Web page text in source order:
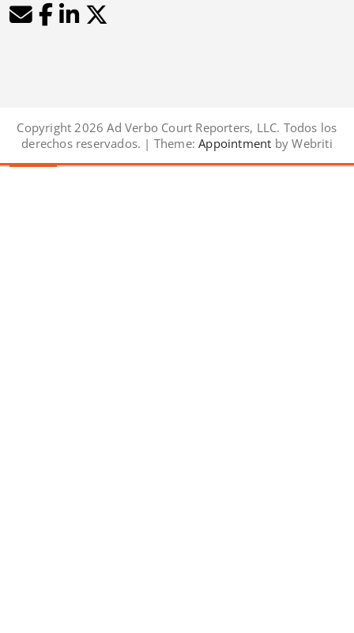
Copyright 2026 Ad Verbo Court Reporters, LLC. Todos los
derechos reservados. | Theme: Appointment by Webriti